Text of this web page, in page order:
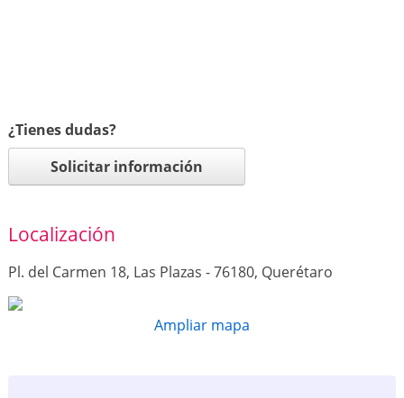
¿Tienes dudas?
Solicitar información
Localización
Pl. del Carmen 18, Las Plazas - 76180, Querétaro
Ampliar mapa